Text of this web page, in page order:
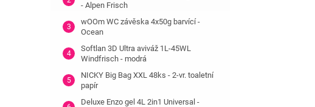
- Alpen Frisch
wOOm WC závěska 4x50g barvící -
Ocean
Softlan 3D Ultra aviváž 1L-45WL
Windfrisch - modrá
NICKY Big Bag XXL 48ks - 2-vr. toaletní
papír
Deluxe Enzo gel 4L 2in1 Universal -